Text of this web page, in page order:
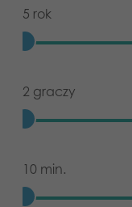
5 rok
2 graczy
10 min.